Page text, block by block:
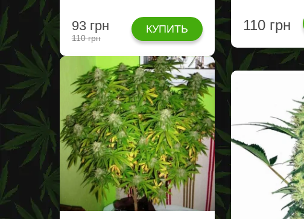
93 грн
110 грн
КУПИТЬ 110 грн